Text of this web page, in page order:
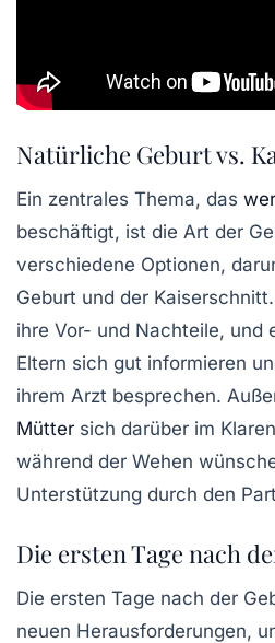
Natürliche Geburt vs.
Ein zentrales Thema, das
beschäftigt, ist die Art der
verschiedene Optionen,
Geburt und der
ihre Vor- und Nachteile, und
Eltern sich gut informieren
ihrem Arzt besprechen.
Mütter sich darüber im
während der Wehen
Unterstützung durch den
Die ersten Tage nach
Die ersten Tage nach der
neuen Herausforderungen,